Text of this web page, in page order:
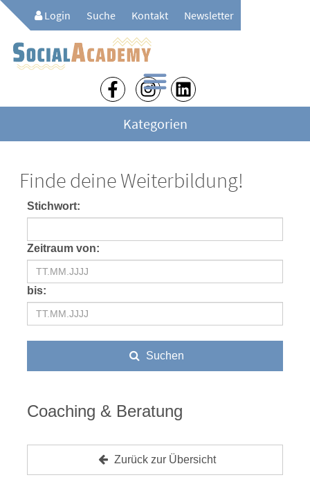
Login Suche Kontakt Newsletter
Kategorien
Finde deine Weiterbildung!
Stichwort:
Zeitraum von:
bis:
Suchen
Coaching & Beratung
Zurück zur Übersicht